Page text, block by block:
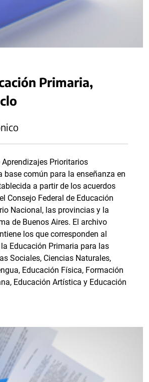
Primaria,
Aprendizajes Prioritarios
base común para la enseñanza en
a partir de los acuerdos
Consejo Federal de Educación
Nacional, las provincias y la
de Buenos Aires. El archivo
los que corresponden al
Educación Primaria para las
Sociales, Ciencias Naturales,
Educación Física, Formación
Educación Artística y Educación